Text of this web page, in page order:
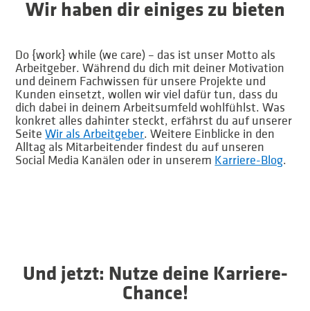
Wir haben dir einiges zu bieten
Do {work} while (we care) – das ist unser Motto als
Arbeitgeber. Während du dich mit deiner Motivation
und deinem Fachwissen für unsere Projekte und
Kunden einsetzt, wollen wir viel dafür tun, dass du
dich dabei in deinem Arbeitsumfeld wohlfühlst. Was
konkret alles dahinter steckt, erfährst du auf unserer
Seite Wir als Arbeitgeber. Weitere Einblicke in den
Alltag als Mitarbeitender findest du auf unseren
Social Media Kanälen oder in unserem Karriere-Blog.
Und jetzt: Nutze deine Karriere-
Chance!